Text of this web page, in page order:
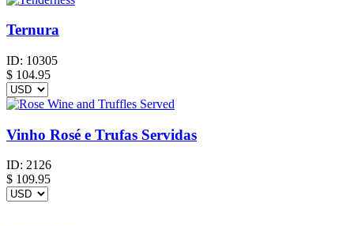
Ternura
ID: 10305
$ 104.95
Vinho Rosé e Trufas Servidas
ID: 2126
$ 109.95